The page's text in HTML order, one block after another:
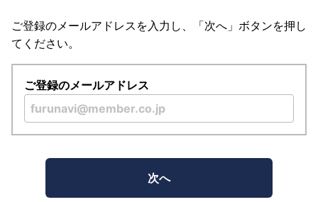
ご登録のメールアドレスを入力し、「次へ」ボタンを押し
てください。
ご登録のメールアドレス